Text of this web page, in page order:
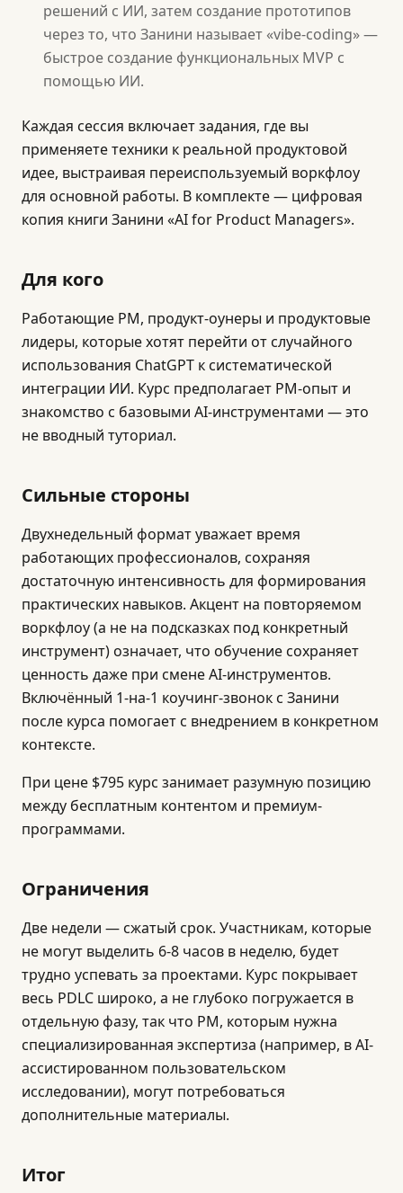
решений с ИИ, затем создание прототипов
через то, что Занини называет «vibe-coding» —
быстрое создание функциональных MVP с
помощью ИИ.
Каждая сессия включает задания, где вы
применяете техники к реальной продуктовой
идее, выстраивая переиспользуемый воркфлоу
для основной работы. В комплекте — цифровая
копия книги Занини «AI for Product Managers».
Для кого
Работающие PM, продукт-оунеры и продуктовые
лидеры, которые хотят перейти от случайного
использования ChatGPT к систематической
интеграции ИИ. Курс предполагает PM-опыт и
знакомство с базовыми AI-инструментами — это
не вводный туториал.
Сильные стороны
Двухнедельный формат уважает время
работающих профессионалов, сохраняя
достаточную интенсивность для формирования
практических навыков. Акцент на повторяемом
воркфлоу (а не на подсказках под конкретный
инструмент) означает, что обучение сохраняет
ценность даже при смене AI-инструментов.
Включённый 1-на-1 коучинг-звонок с Занини
после курса помогает с внедрением в конкретном
контексте.
При цене $795 курс занимает разумную позицию
между бесплатным контентом и премиум-
программами.
Ограничения
Две недели — сжатый срок. Участникам, которые
не могут выделить 6-8 часов в неделю, будет
трудно успевать за проектами. Курс покрывает
весь PDLC широко, а не глубоко погружается в
отдельную фазу, так что PM, которым нужна
специализированная экспертиза (например, в AI-
ассистированном пользовательском
исследовании), могут потребоваться
дополнительные материалы.
Итог